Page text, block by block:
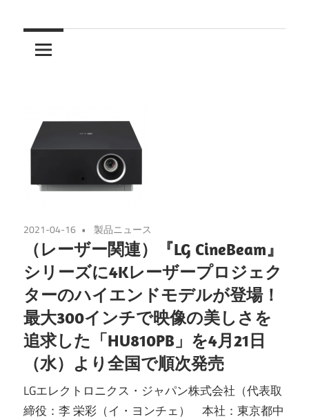
2021-04-16 製品ニュース
（レーザー関連）『LG CineBeam』
シリーズに4Kレーザープロジェク
ターのハイエンドモデルが登場！
最大300インチで映像の美しさを
追求した「HU810PB」を4月21日
（水）より全国で順次発売
LGエレクトロニクス・ジャパン株式会社（代表取
締役：李 栄彩（イ・ヨンチェ） 本社：東京都中